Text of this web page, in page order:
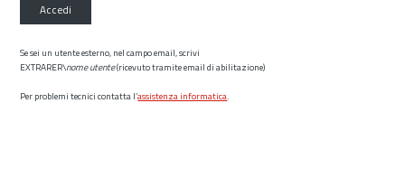
Accedi
Se sei un utente esterno, nel campo email, scrivi
EXTRARER\nome utente(ricevuto tramite email di abilitazione)
Per problemi tecnici contatta l’assistenza informatica.